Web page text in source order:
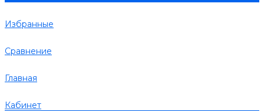
Избранные
Сравнение
Главная
Кабинет